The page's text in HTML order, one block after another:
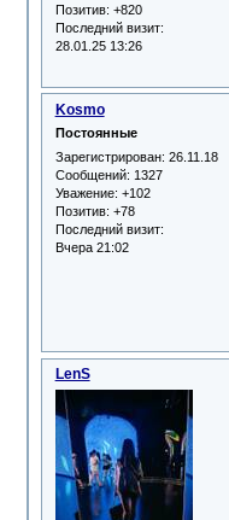
Позитив: +820
Последний визит:
28.01.25 13:26
Kosmo
Постоянные
Зарегистрирован: 26.11.18
Сообщений: 1327
Уважение: +102
Позитив: +78
Последний визит:
Вчера 21:02
LenS